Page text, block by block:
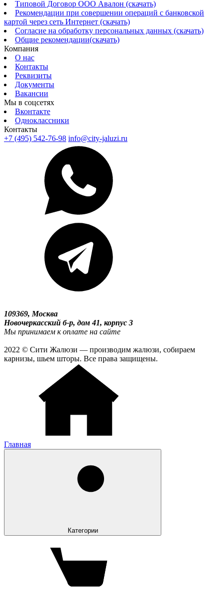
Типовой Договор ООО Авалон (скачать)
Рекомендации при совершении операций с банковской
картой через сеть Интернет (скачать)
Согласие на обработку персональных данных (скачать)
Общие рекомендации(скачать)
Компания
О нас
Контакты
Реквизиты
Документы
Вакансии
Мы в соцсетях
Вконтакте
Одноклассники
Контакты
+7 (495) 542-76-98 info@city-jaluzi.ru
109369, Москва
Новочеркасский б-р, дом 41, корпус 3
Мы принимаем к оплате на сайте
2022 © Сити Жалюзи — производим жалюзи, собираем
карнизы, шьем шторы. Все права защищены.
Главная
Категории